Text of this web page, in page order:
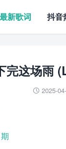
最新歌词 抖音
完这场雨
 2025-